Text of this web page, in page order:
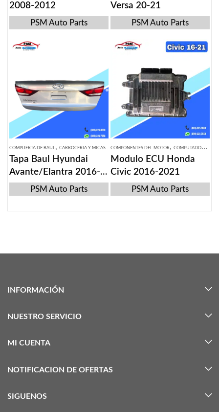
2008-2012
PSM Auto Parts
Versa 20-21
PSM Auto Parts
COMPUERTA DE BAUL, CARROCERIA Y MICAS
Tapa Baul Hyundai
Avante/Elantra 2016-
18
PSM Auto Parts
COMPONENTES DEL MOTOR, COMPUTADORA ECU
Modulo ECU Honda
Civic 2016-2021
PSM Auto Parts
INFORMACIÓN
NUESTRO SERVICIO
MI CUENTA
NOTIFICACION DE OFERTAS
SIGUENOS